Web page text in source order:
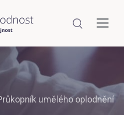
umělého oplodnění